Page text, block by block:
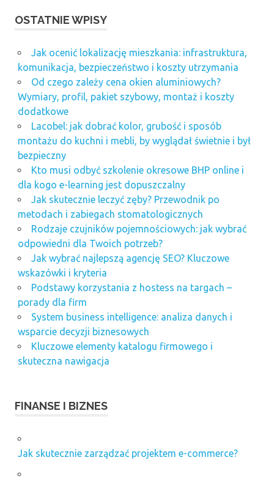
OSTATNIE WPISY
Jak ocenić lokalizację mieszkania: infrastruktura,
komunikacja, bezpieczeństwo i koszty utrzymania
Od czego zależy cena okien aluminiowych?
Wymiary, profil, pakiet szybowy, montaż i koszty
dodatkowe
Lacobel: jak dobrać kolor, grubość i sposób
montażu do kuchni i mebli, by wyglądał świetnie i był
bezpieczny
Kto musi odbyć szkolenie okresowe BHP online i
dla kogo e-learning jest dopuszczalny
Jak skutecznie leczyć zęby? Przewodnik po
metodach i zabiegach stomatologicznych
Rodzaje czujników pojemnościowych: jak wybrać
odpowiedni dla Twoich potrzeb?
Jak wybrać najlepszą agencję SEO? Kluczowe
wskazówki i kryteria
Podstawy korzystania z hostess na targach –
porady dla firm
System business intelligence: analiza danych i
wsparcie decyzji biznesowych
Kluczowe elementy katalogu firmowego i
skuteczna nawigacja
FINANSE I BIZNES
Jak skutecznie zarządzać projektem e-commerce?